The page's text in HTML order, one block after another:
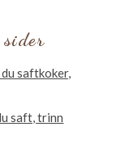
sider
saftkoker,
saft, trinn